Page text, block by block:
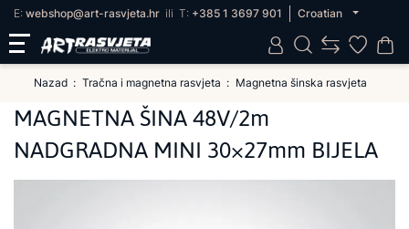
E: webshop@art-rasvjeta.hr ili T: +385 1 3697 901 Croatian
Nazad Tračna i magnetna rasvjeta Magnetna šinska rasvjeta
MAGNETNA ŠINA 48V/2m
NADGRADNA MINI 30×27mm BIJELA